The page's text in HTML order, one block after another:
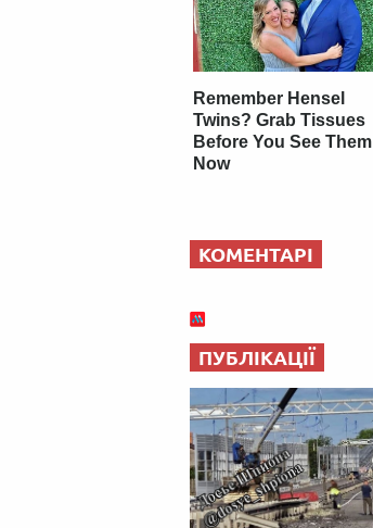
Remember Hensel
Twins? Grab Tissues
Before You See Them
Now
КОМЕНТАРІ
ПУБЛІКАЦІЇ